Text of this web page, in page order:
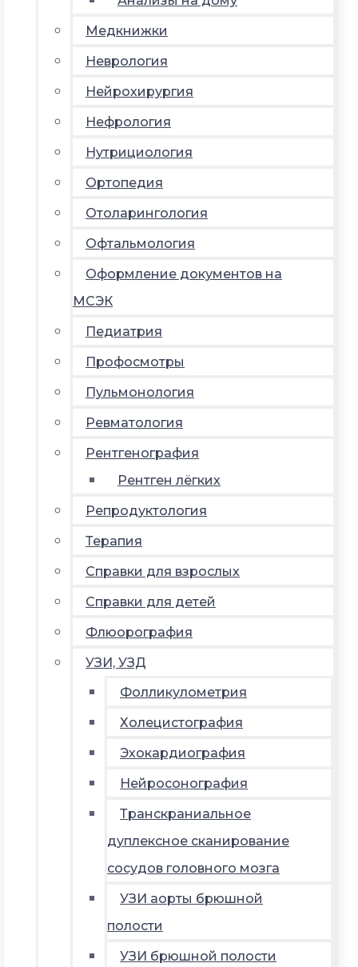
Медкнижки
Неврология
Нейрохирургия
Нефрология
Нутрициология
Ортопедия
Отоларингология
Офтальмология
Оформление документов на
МСЭК
Педиатрия
Профосмотры
Пульмонология
Ревматология
Рентгенография
Рентген лёгких
Репродуктология
Терапия
Справки для взрослых
Справки для детей
Флюорография
УЗИ, УЗД
Фолликулометрия
Холецистография
Эхокардиография
Нейросонография
Транскраниальное
дуплексное сканирование
сосудов головного мозга
УЗИ аорты брюшной
полости
УЗИ брюшной полости